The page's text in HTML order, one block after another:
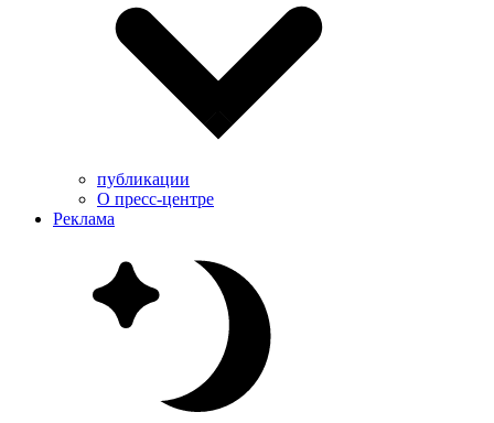
публикации
О пресс-центре
Реклама